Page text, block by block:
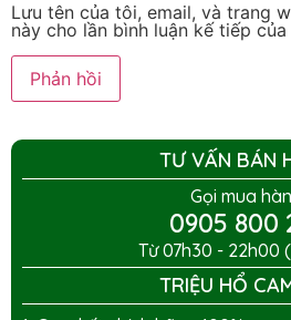
Lưu tên của tôi, email, và trang
này cho lần bình luận kế tiếp
TƯ VẤN BÁN
Gọi mua
0905 800
Từ 07h30 - 22h00
TRIỆU HỔ